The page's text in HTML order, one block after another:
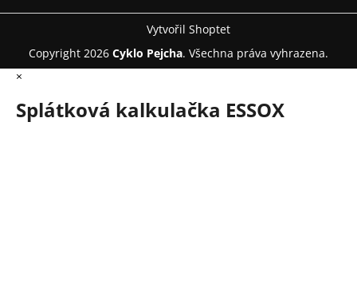
Vytvořil Shoptet
Copyright 2026 Cyklo Pejcha. Všechna práva vyhrazena.
×
Splátková kalkulačka ESSOX